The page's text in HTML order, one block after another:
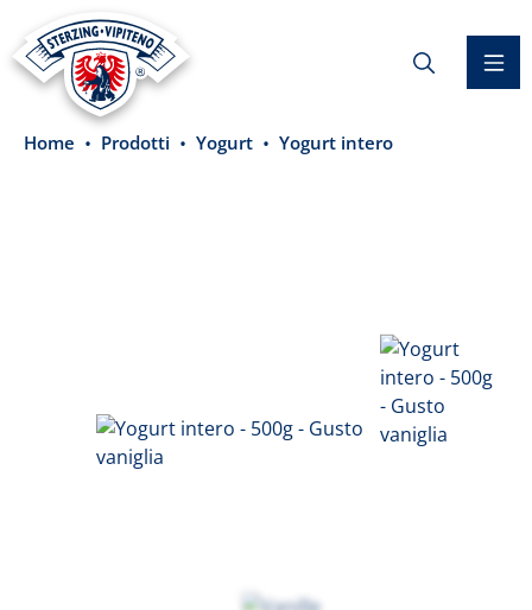
principale
Home Prodotti Yogurt Yogurt intero